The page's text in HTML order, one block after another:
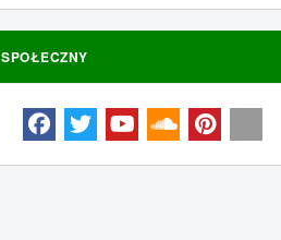
SPOŁECZNY